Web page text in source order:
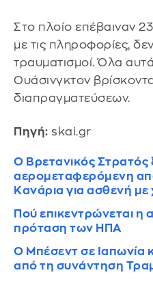
Στο πλοίο επέβαιναν
με τις πληροφορίες,
τραυματισμοί. Όλα
Ουάσινγκτον
διαπραγματεύσεων.
Πηγή: skai.gr
Ο Βρετανικός Στρατός
αερομεταφερόμενη
Κανάρια για ασθενή με
Πού επικεντρώνεται η
πρόταση των ΗΠΑ
Ο Μπέσεντ σε Ιαπωνία
από τη συνάντηση